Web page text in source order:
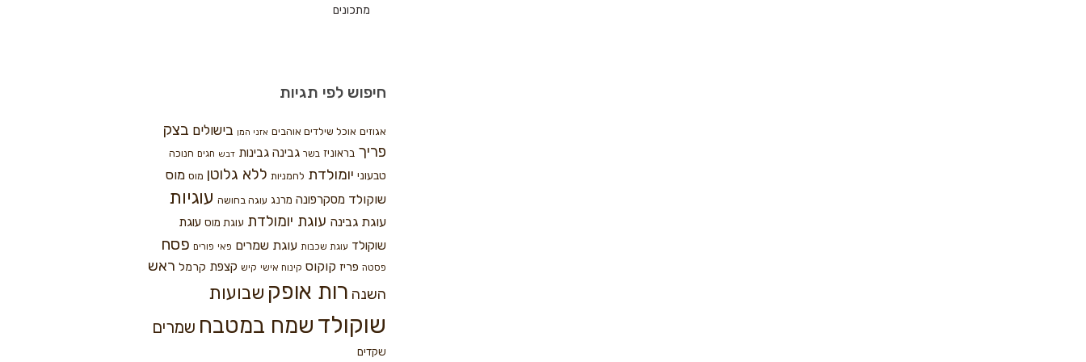
מתכונים
חיפוש לפי תגיות
אגוזים אוכל שילדים אוהבים אזני המן בישולים בצק
פריך בראוניז בשר גבינה גבינות דבש חגים חנוכה
טבעוני יומולדת לחמניות ללא גלוטן מוס מוס
שוקולד מסקרפונה מרנג עוגה בחושה עוגיות
עוגת גבינה עוגת יומולדת עוגת מוס עוגת
שוקולד עוגת שכבות עוגת שמרים פאי פורים פסח
פסטה פריז קוקוס קינוח אישי קיש קצפת קרמל ראש
השנה רות אופק שבועות
שוקולד שמח במטבח שמרים
שקדים